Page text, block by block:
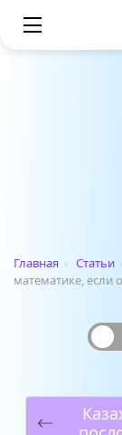
Главная › Статьи ›
математике, если